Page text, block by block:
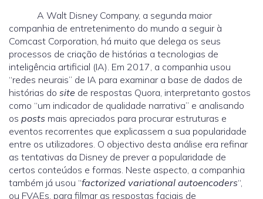
A Walt Disney Company, a segunda maior
companhia de entretenimento do mundo a seguir à
Comcast Corporation, há muito que delega os seus
processos de criação de histórias a tecnologias de
inteligência artificial (IA). Em 2017, a companhia usou
“redes neurais” de IA para examinar a base de dados de
histórias do site de respostas Quora, interpretanto gostos
como “um indicador de qualidade narrativa” e analisando
os posts mais apreciados para procurar estruturas e
eventos recorrentes que explicassem a sua popularidade
entre os utilizadores. O objectivo desta análise era refinar
as tentativas da Disney de prever a popularidade de
certos conteúdos e formas. Neste aspecto, a companhia
também já usou “factorized variational autoencoders“,
ou FVAEs, para filmar as respostas faciais de